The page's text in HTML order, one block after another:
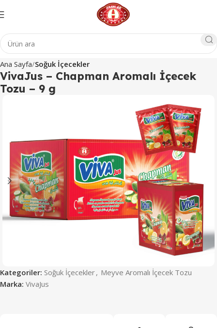
Ana Sayfa Soğuk İçecekler
VivaJus – Chapman Aromalı İçecek
Tozu – 9 g
Kategoriler: Soğuk İçecekler, Meyve Aromalı İçecek Tozu
Marka: VivaJus